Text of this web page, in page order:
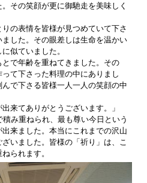
その笑顔が更に御馳走を美味しく
の表情を皆様が見つめていて下さ
した。その眼差しは生命を温かい
似ていました。
で年齢を重ねてきました。その
って下さった料理の中にありまし
で下さる皆様一人一人の笑顔の中
来てありがとうございます。」
み重ねられ、最も尊い今日という
来ました。本当にこれまでの沢山
いました。皆様の「祈り」は、こ
られます。